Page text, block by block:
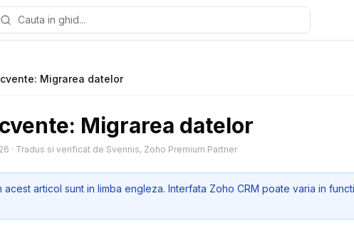
Migrarea datelor
Migrarea datelor
· Tradus si verificat de Svennis, Zoho Premium Partner
articol sunt in limba engleza. Interfata Zoho CRM poate varia in